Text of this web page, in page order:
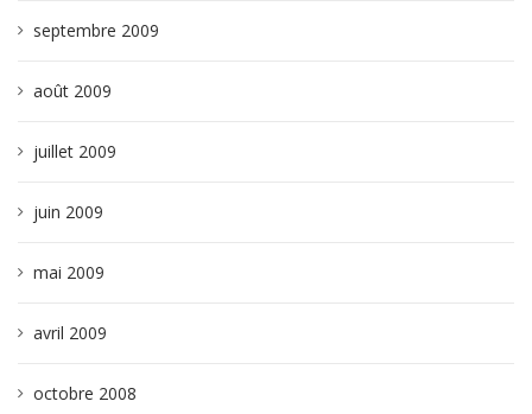
septembre 2009
août 2009
juillet 2009
juin 2009
mai 2009
avril 2009
octobre 2008